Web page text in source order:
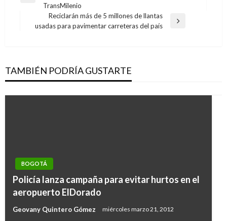
entradas
TransMilenio
Entrada
Reciclarán más de 5 millones de llantas
usadas para pavimentar carreteras del país
TAMBIÉN PODRÍA GUSTARTE
BOGOTÁ
Policía lanza campaña para evitar hurtos en el
aeropuerto ElDorado
Geovany Quintero Gómez miércoles marzo 21, 2012